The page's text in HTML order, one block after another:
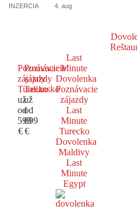
INZERCIA 4. aug
Poznávacie
zájazdy
Turecko
už
od
599
€
Poznávacie
zájazdy
Taliansko
už
od
699
€
Last
Minute
Dovolenka
Poznávacie
zájazdy
Last
Minute
Turecko
Dovolenka
Maldivy
Last
Minute
Egypt